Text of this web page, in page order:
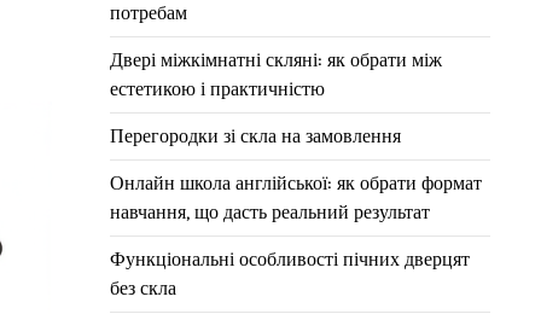
потребам
Двері міжкімнатні скляні: як обрати між
естетикою і практичністю
Перегородки зі скла на замовлення
Онлайн школа англійської: як обрати формат
навчання, що дасть реальний результат
Функціональні особливості пічних дверцят
без скла